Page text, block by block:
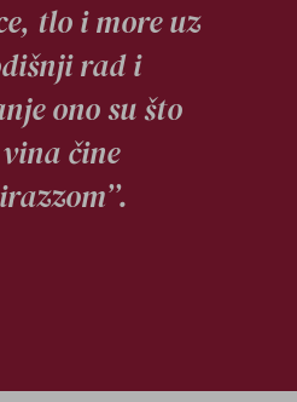
tlo i more uz
rad i
ono su što
čine